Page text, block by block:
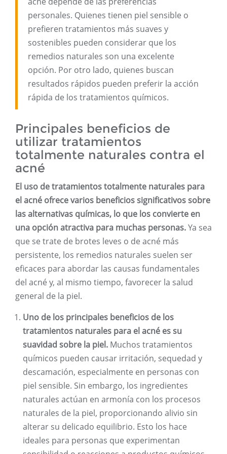
personales. Quienes tienen piel sensible o
prefieren tratamientos más suaves y
sostenibles pueden considerar que los
remedios naturales son una excelente
opción. Por otro lado, quienes buscan
resultados rápidos pueden preferir la acción
rápida de los tratamientos químicos.
Principales beneficios de
utilizar tratamientos
totalmente naturales contra el
acné
El uso de tratamientos totalmente naturales para
el acné ofrece varios beneficios significativos sobre
las alternativas químicas, lo que los convierte en
una opción atractiva para muchas personas.Ya sea
que se trate de brotes leves o de acné más
persistente, los remedios naturales suelen ser
eficaces para abordar las causas fundamentales
del acné y, al mismo tiempo, favorecer la salud
general de la piel.
Uno de los principales beneficios de los
tratamientos naturales para el acné es su
suavidad sobre la piel. Muchos tratamientos
químicos pueden causar irritación, sequedad y
descamación, especialmente en personas con
piel sensible. Sin embargo, los ingredientes
naturales actúan en armonía con los procesos
naturales de la piel, proporcionando alivio sin
alterar su delicado equilibrio. Esto los hace
ideales para personas que experimentan